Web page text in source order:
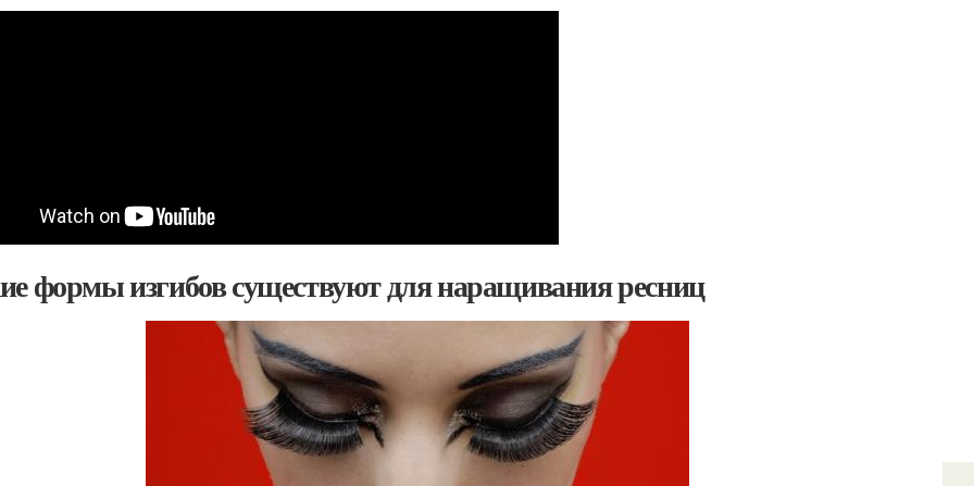
формы изгибов существуют для наращивания ресниц